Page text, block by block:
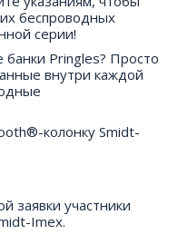
беспроводных
серии!
банки Pringles? Просто
внутри каждой
колонку Smidt-
заявки участники
Imex.